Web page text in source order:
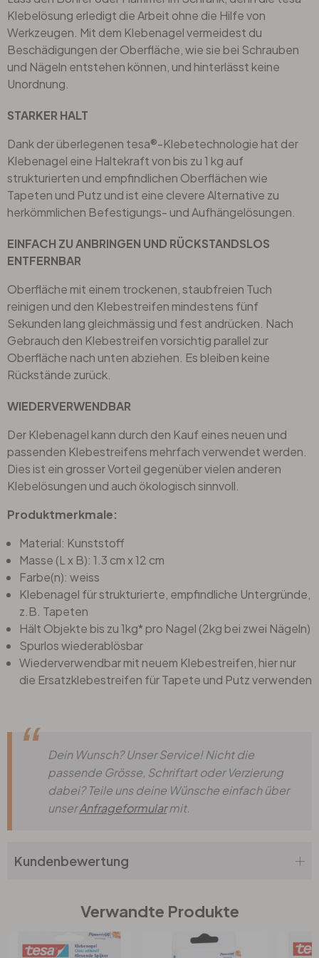
Büro
Bad
Eingangsbereich
Klebelösung erledigt die Arbeit ohne die Hilfe von
Werkzeugen. Mit dem Klebenagel vermeidest du
Beschädigungen der Oberfläche, wie sie bei Schrauben
und Nägeln entstehen können, und hinterlässt keine
Unordnung.
STARKER HALT
Dank der überlegenen tesa®-Klebetechnologie hat der
Klebenagel eine Haltekraft von bis zu 1 kg auf
strukturierten und empfindlichen Oberflächen wie
Tapeten und Putz und ist eine clevere Alternative zu
herkömmlichen Befestigungs- und Aufhängelösungen.
EINFACH ZU ANBRINGEN UND RÜCKSTANDSLOS
ENTFERNBAR
Oberfläche mit einem trockenen, staubfreien Tuch
reinigen und den Klebestreifen mindestens fünf
Sekunden lang gleichmässig und fest andrücken. Nach
Gebrauch den Klebestreifen vorsichtig parallel zur
Oberfläche nach unten abziehen. Es bleiben keine
Rückstände zurück.
WIEDERVERWENDBAR
Der Klebenagel kann durch den Kauf eines neuen und
passenden Klebestreifens mehrfach verwendet werden.
Dies ist ein grosser Vorteil gegenüber vielen anderen
Klebelösungen und auch ökologisch sinnvoll.
Produktmerkmale:
Material: Kunststoff
Masse (L x B): 1.3 cm x 12 cm
Farbe(n): weiss
Klebenagel für strukturierte, empfindliche Untergründe,
z.B. Tapeten
Hält Objekte bis zu 1kg* pro Nagel (2kg bei zwei Nägeln)
Spurlos wiederablösbar
Wiederverwendbar mit neuem Klebestreifen, hier nur
die Ersatzklebestreifen für Tapete und Putz verwenden
Dein Wunsch? Unser Service! Nicht die
passende Grösse, Schriftart oder Verzierung
dabei? Teile uns deine Wünsche einfach über
unserAnfrageformularmit.
Kundenbewertung
Verwandte Produkte